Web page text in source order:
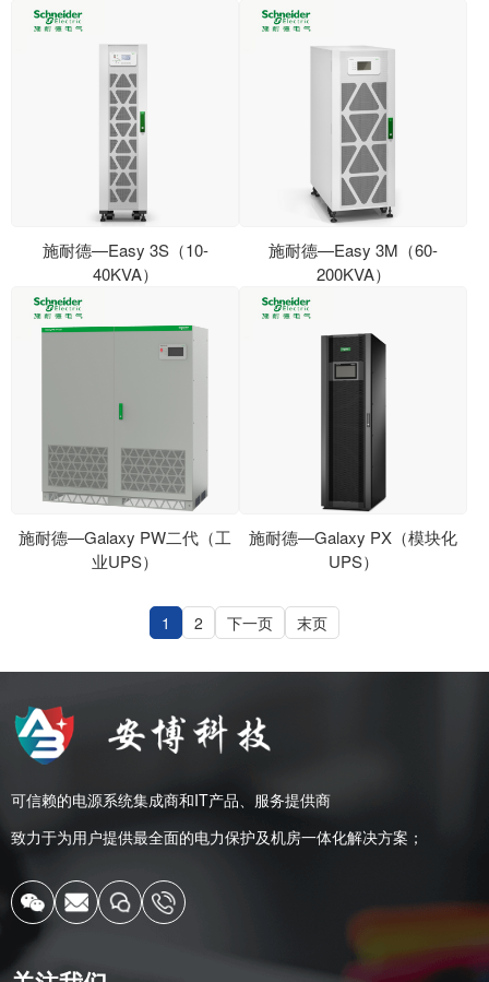
施耐德—Easy 3S（10-
40KVA）
施耐德—Easy 3M（60-
200KVA）
施耐德—Galaxy PW二代（工
业UPS）
施耐德—Galaxy PX（模块化
UPS）
1 2 下一页 末页
可信赖的电源系统集成商和IT产品、服务提供商
致力于为用户提供最全面的电力保护及机房一体化解决方案；